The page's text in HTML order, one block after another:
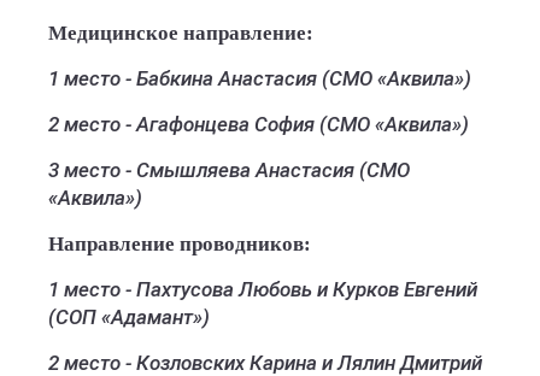
Медицинское направление:
1 место - Бабкина Анастасия (СМО «Аквила»)
2 место - Агафонцева София (СМО «Аквила»)
3 место - Смышляева Анастасия (СМО
«Аквила»)
Направление проводников:
1 место - Пахтусова Любовь и Курков Евгений
(СОП «Адамант»)
2 место - Козловских Карина и Лялин Дмитрий